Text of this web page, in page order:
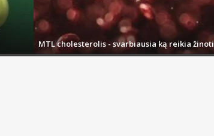
MTL cholesterolis - svarbiausia ką reikia žinoti